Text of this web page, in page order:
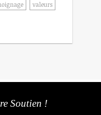
valeurs
Soutien !